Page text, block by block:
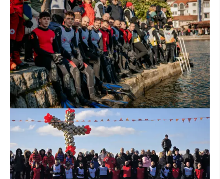
ИНФОРМАЦИИ ЗА БОЛЕСТИ
МЕНАЏМЕНТ НА ВОЛОНТЕРИ
ЗА НАС
ДЕЈСТВУВАЊЕ
СТРАТЕГИИ